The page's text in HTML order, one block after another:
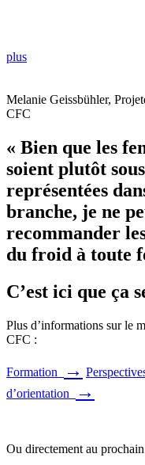
plus
Melanie Geissbühler,
CFC
« Bien que les
soient plutôt
représentées
branche, je ne
recommander
du froid à toute
C’est ici que ça
Plus d’informations sur le
CFC :
Formation →
d’orientation
→
Ou directement au